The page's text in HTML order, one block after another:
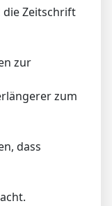
die Zeitschrift
zur
zum
dass